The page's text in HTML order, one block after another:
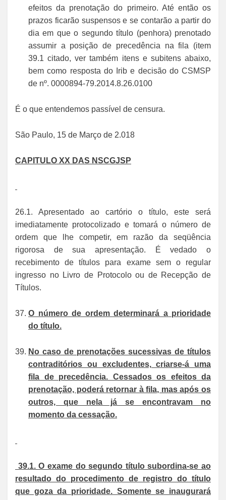
efeitos da prenotação do primeiro. Até então os
prazos ficarão suspensos e se contarão a partir do
dia em que o segundo título (penhora) prenotado
assumir a posição de precedência na fila (item
39.1 citado, ver também itens e subitens abaixo,
bem como resposta do Irib e decisão do CSMSP
de nº. 0000894-79.2014.8.26.0100
É o que entendemos passível de censura.
São Paulo, 15 de Março de 2.018
CAPITULO XX DAS NSCGJSP
26.1. Apresentado ao cartório o título, este será
imediatamente protocolizado e tomará o número de
ordem que lhe competir, em razão da seqüência
rigorosa de sua apresentação. É vedado o
recebimento de títulos para exame sem o regular
ingresso no Livro de Protocolo ou de Recepção de
Títulos.
O número de ordem determinará a prioridade
do título.
No caso de prenotações sucessivas de títulos
contraditórios ou excludentes, criarse-á uma
fila de precedência. Cessados os efeitos da
prenotação, poderá retornar à fila, mas após os
outros, que nela já se encontravam no
momento da cessação.
39.1. O exame do segundo título subordina-se ao
resultado do procedimento de registro do título
que goza da prioridade. Somente se inaugurará